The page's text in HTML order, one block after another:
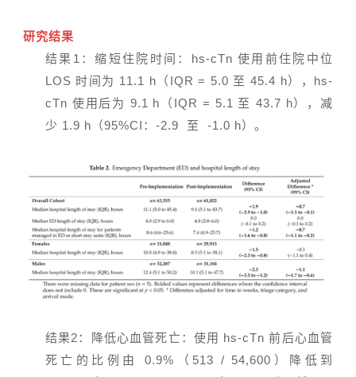
研究结果
结果1：缩短住院时间：hs-cTn 使用前住院中位
LOS 时间为 11.1 h（IQR = 5.0 至 45.4 h），hs-
cTn 使用后为 9.1 h（IQR = 5.1 至 43.7 h），减
少 1.9 h（95%CI：-2.9 至 -1.0 h）。
结果2：降低心血管死亡：使用 hs-cTn 前后心血管
死亡的比例由 0.9%（513 / 54,600）降低到